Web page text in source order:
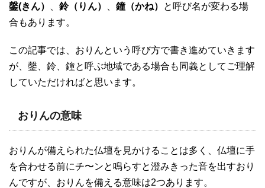
鏧(きん）
鈴（りん） 鐘（かね）
と呼び名が変わる場
合もあります。
この記事では、おりんという呼び方で書き進めていきます
が、鏧、鈴、鐘と呼ぶ地域である場合も同義としてご理解
していただければと思います。
おりんの意味
おりんが備えられた仏壇を見かけることは多く、仏壇に手
を合わせる前にチ〜ンと鳴らすと澄みきった音を出すおり
んですが、おりんを備える意味は2つあります。